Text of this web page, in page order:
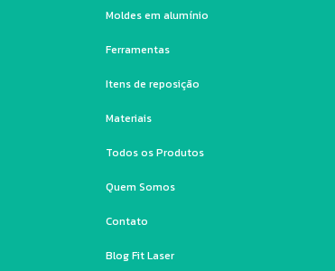
Moldes em alumínio
Ferramentas
Itens de reposição
Materiais
Todos os Produtos
Quem Somos
Contato
Blog Fit Laser